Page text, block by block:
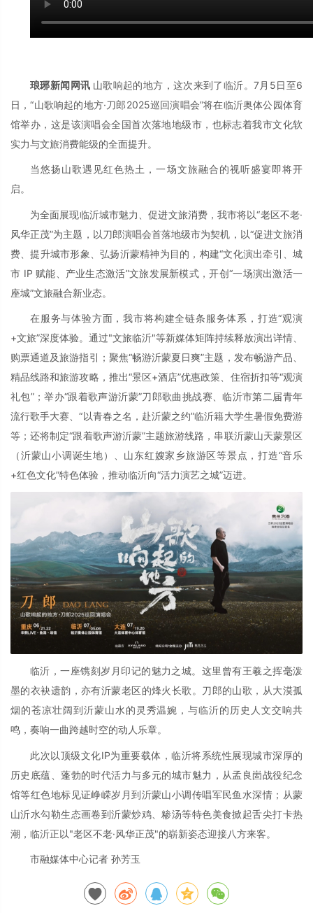
琅琊新闻网讯 山歌响起的地方，这次来到了临沂。7月5日至6
日，“山歌响起的地方·刀郎2025巡回演唱会”将在临沂奥体公园体育
馆举办，这是该演唱会全国首次落地地级市，也标志着我市文化软
实力与文旅消费能级的全面提升。
当悠扬山歌遇见红色热土，一场文旅融合的视听盛宴即将开
启。
为全面展现临沂城市魅力、促进文旅消费，我市将以“老区不老·
风华正茂”为主题，以刀郎演唱会首落地级市为契机，以“促进文旅消
费、提升城市形象、弘扬沂蒙精神为目的，构建“文化演出牵引、城
市 IP 赋能、产业生态激活”文旅发展新模式，开创“一场演出激活一
座城”文旅融合新业态。
在服务与体验方面，我市将构建全链条服务体系，打造“观演
+文旅”深度体验。通过"文旅临沂"等新媒体矩阵持续释放演出详情、
购票通道及旅游指引；聚焦“畅游沂蒙夏日爽”主题，发布畅游产品、
精品线路和旅游攻略，推出“景区+酒店”优惠政策、住宿折扣等“观演
礼包”；举办“跟着歌声游沂蒙”刀郎歌曲挑战赛、临沂市第二届青年
流行歌手大赛、“以青春之名，赴沂蒙之约”临沂籍大学生暑假免费游
等；还将制定“跟着歌声游沂蒙”主题旅游线路，串联沂蒙山天蒙景区
（沂蒙山小调诞生地）、山东红嫂家乡旅游区等景点，打造“音乐
+红色文化”特色体验，推动临沂向“活力演艺之城”迈进。
临沂，一座镌刻岁月印记的魅力之城。这里曾有王羲之挥毫泼
墨的衣袂遗韵，亦有沂蒙老区的烽火长歌。刀郎的山歌，从大漠孤
烟的苍凉壮阔到沂蒙山水的灵秀温婉，与临沂的历史人文交响共
鸣，奏响一曲跨越时空的动人乐章。
此次以顶级文化IP为重要载体，临沂将系统性展现城市深厚的
历史底蕴、蓬勃的时代活力与多元的城市魅力，从孟良崮战役纪念
馆等红色地标见证峥嵘岁月到沂蒙山小调传唱军民鱼水深情；从蒙
山沂水勾勒生态画卷到沂蒙炒鸡、糁汤等特色美食掀起舌尖打卡热
潮，临沂正以"老区不老·风华正茂"的崭新姿态迎接八方来客。
市融媒体中心记者 孙芳玉